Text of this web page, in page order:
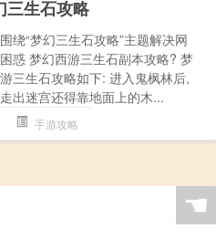
三生石攻略
绕“梦幻三生石攻略”主题解决网
惑 梦幻西游三生石副本攻略? 梦
三生石攻略如下: 进入鬼枫林后,
出迷宫还得靠地面上的木...
手游攻略
☚